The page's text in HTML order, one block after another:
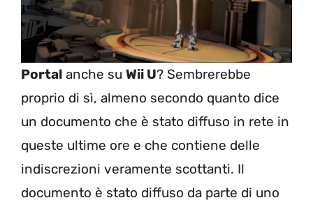
Portal anche su Wii U? Sembrerebbe
proprio di sì, almeno secondo quanto dice
un documento che è stato diffuso in rete in
queste ultime ore e che contiene delle
indiscrezioni veramente scottanti. Il
documento è stato diffuso da parte di uno